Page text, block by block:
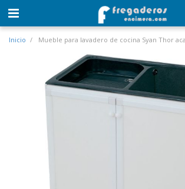
Inicio Mueble para lavadero de cocina Syan Thor